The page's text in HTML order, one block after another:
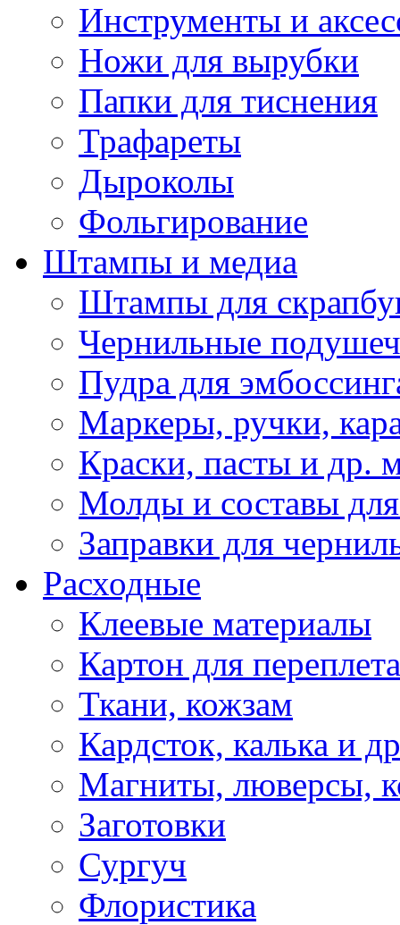
Инструменты и
Ножи для вырубки
Папки для тиснения
Трафареты
Дыроколы
Фольгирование
Штампы и медиа
Штампы для
Чернильные
Пудра для
Маркеры, ручки,
Краски, пасты и др.
Молды и составы
Заправки для
Расходные
Клеевые материалы
Картон для переплета
Ткани, кожзам
Кардсток, калька и
Магниты, люверсы,
Заготовки
Сургуч
Флористика